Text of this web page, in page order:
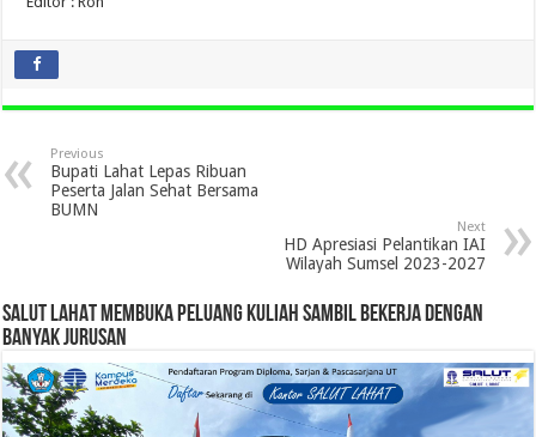
Previous
Bupati Lahat Lepas Ribuan
Peserta Jalan Sehat Bersama
BUMN
Next
HD Apresiasi Pelantikan IAI
Wilayah Sumsel 2023-2027
SALUT LAHAT MEMBUKA PELUANG KULIAH SAMBIL BEKERJA DENGAN
BANYAK JURUSAN